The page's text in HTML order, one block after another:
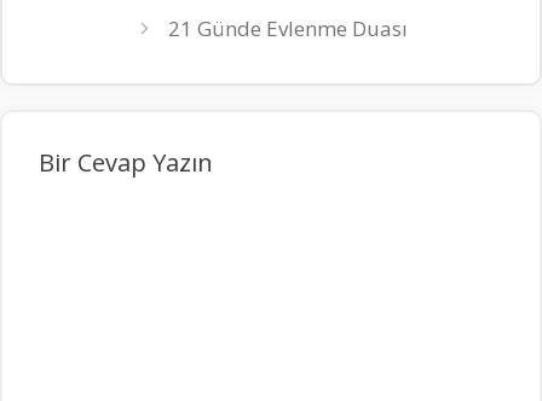
21 Günde Evlenme Duası
Bir Cevap Yazın